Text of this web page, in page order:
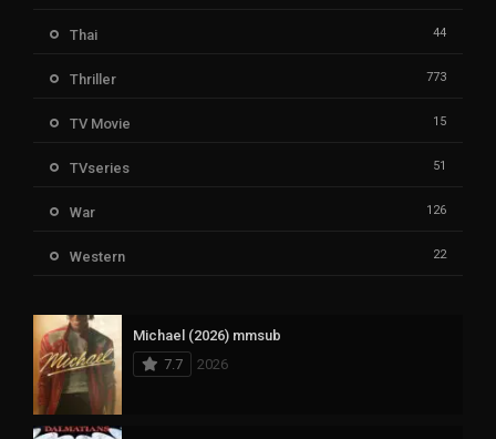
Thai 44
Thriller 773
TV Movie 15
TVseries 51
War 126
Western 22
Michael (2026) mmsub
7.7
2026